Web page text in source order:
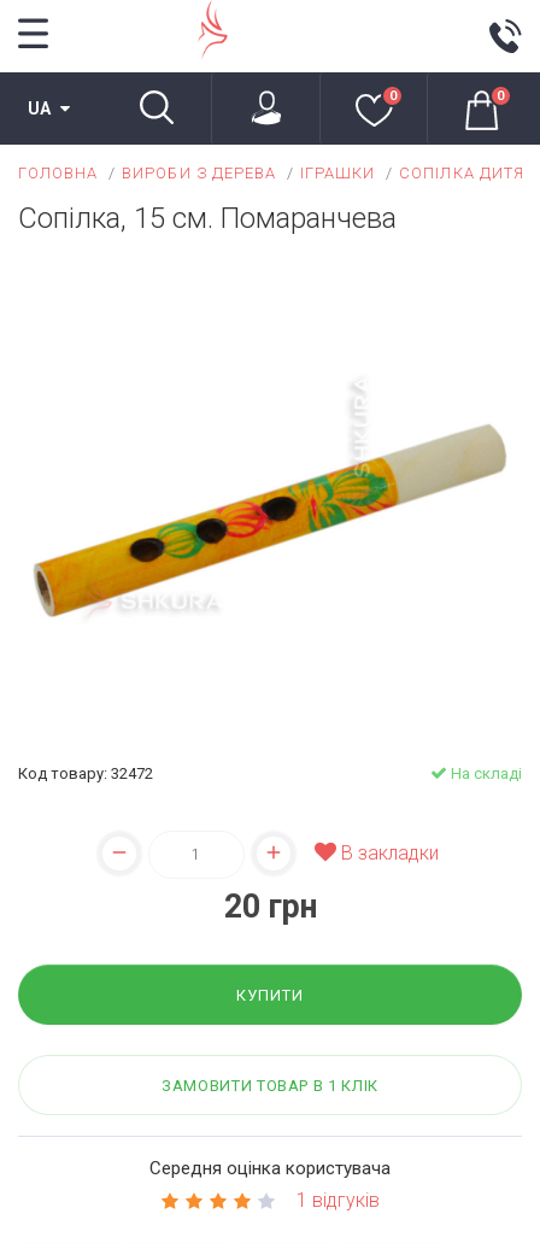
UA
0 0
ГОЛОВНА ВИРОБИ З ДЕРЕВА ІГРАШКИ СОПІЛКА
Сопілка, 15 см. Помаранчева
Код товару: 32472 На складі
В закладки
20 грн
КУПИТИ
ЗАМОВИТИ ТОВАР В 1 КЛІК
Середня оцінка користувача
1 відгуків